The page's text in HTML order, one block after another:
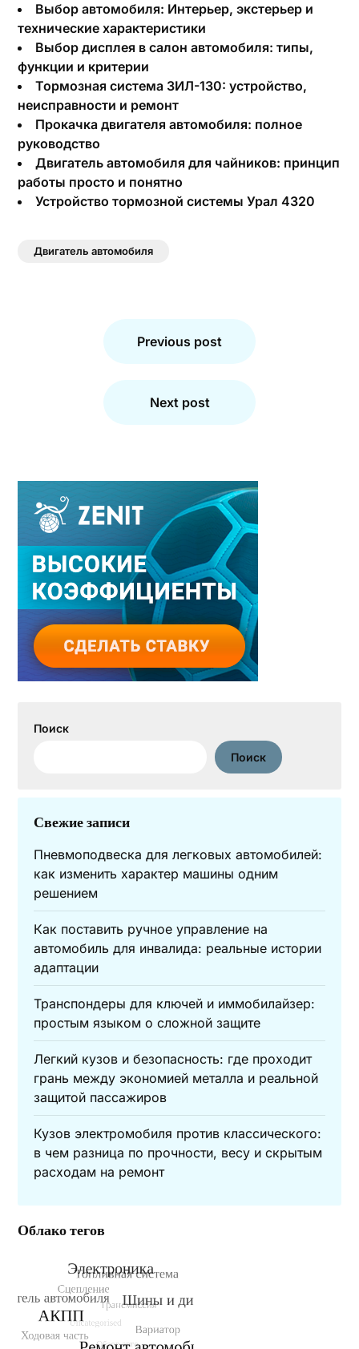
Выбор автомобиля: Интерьер, экстерьер и
технические характеристики
Выбор дисплея в салон автомобиля: типы,
функции и критерии
Тормозная система ЗИЛ-130: устройство,
неисправности и ремонт
Прокачка двигателя автомобиля: полное
руководство
Двигатель автомобиля для чайников: принцип
работы просто и понятно
Устройство тормозной системы Урал 4320
Двигатель автомобиля
Previous post
Next post
Поиск
Поиск
Свежие записи
Пневмоподвеска для легковых автомобилей:
как изменить характер машины одним
решением
Как поставить ручное управление на
автомобиль для инвалида: реальные истории
адаптации
Транспондеры для ключей и иммобилайзер:
простым языком о сложной защите
Легкий кузов и безопасность: где проходит
грань между экономией металла и реальной
защитой пассажиров
Кузов электромобиля против классического:
в чем разница по прочности, весу и скрытым
расходам на ремонт
Облако тегов